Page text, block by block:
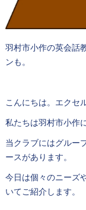
羽村市小作の英会話
ンも。
こんにちは。エクセ
私たちは羽村市小作
当クラブにはグルー
ースがあります。
今日は個々のニーズ
いてご紹介します。